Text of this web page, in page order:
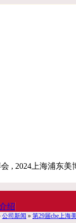
, 2024上海浦东
绍
公司新闻 » 第29届cbe上海